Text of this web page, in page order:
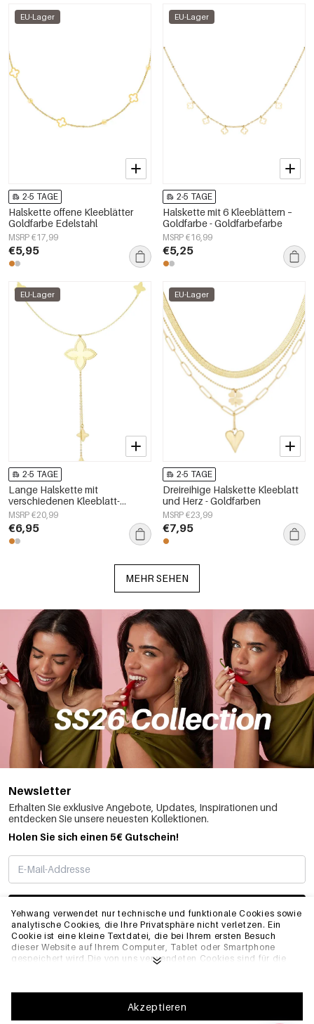
Yehwang verwendet nur technische und funktionale Cookies sowie
analytische Cookies, die Ihre Privatsphäre nicht verletzen. Ein
Cookie ist eine kleine Textdatei, die bei Ihrem ersten Besuch
dieser Website auf Ihrem Computer, Tablet oder Smartphone
gespeichert wird.Die von uns verwendeten Cookies sind für die
Website, ordnungsgemäß zu funktionieren und z.B. Ihre
bevorzugten Einstellungen zu speichern. Sie ermöglichen es uns
auch, unsere Website zu optimieren.Um sicherzustellen, dass Sie
Akzeptieren
EU-Lager
2-5 TAGE
Halskette offene Kleeblätter
Goldfarbe Edelstahl
MSRP €17,99
€5,95
EU-Lager
2-5 TAGE
Halskette mit 6 Kleeblättern –
Goldfarbe - Goldfarbefarbe
MSRP €16,99
€5,25
EU-Lager
2-5 TAGE
Lange Halskette mit
verschiedenen Kleeblatt-
Anhängern – Goldfarbe -
Goldfarbefarbe
MSRP €20,99
€6,95
EU-Lager
2-5 TAGE
Dreireihige Halskette Kleeblatt
und Herz - Goldfarben
MSRP €23,99
€7,95
MEHR SEHEN
Newsletter
Erhalten Sie exklusive Angebote, Updates, Inspirationen und
entdecken Sie unsere neuesten Kollektionen.
Holen Sie sich einen 5€ Gutschein!
ABONNIEREN
INFO